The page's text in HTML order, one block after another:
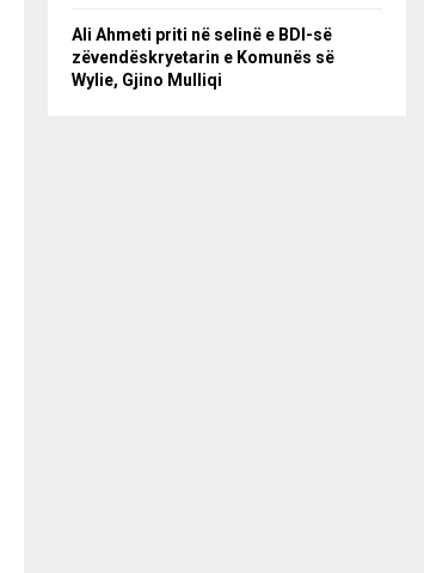
Ali Ahmeti priti në selinë e BDI-së
zëvendëskryetarin e Komunës së
Wylie, Gjino Mulliqi